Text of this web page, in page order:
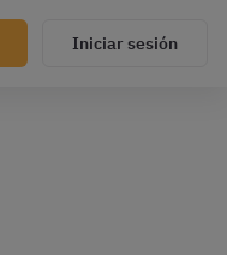
Iniciar sesión